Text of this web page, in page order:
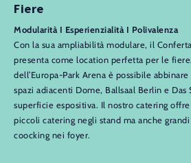
Fiere
Modularità I Esperienzialità I Polivalenza
Con la sua ampliabilità modulare, il
presenta come location perfetta per le
dell’Europa-Park Arena è possibile
spazi adiacenti Dome, Ballsaal Berlin e
superficie espositiva. Il nostro catering
piccoli catering negli stand ma anche
coocking nei foyer.